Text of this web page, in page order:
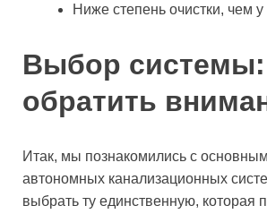
Ниже степень очистки, чем
Выбор системы:
обратить
Итак, мы познакомились с
автономных канализационных
выбрать ту единственную, которая